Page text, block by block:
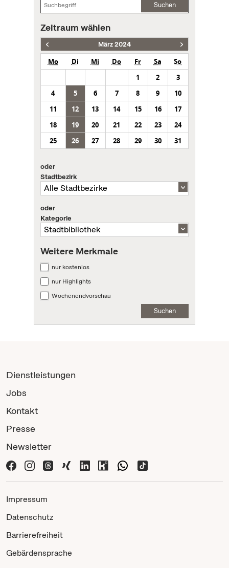
Suchen
Zeitraum wählen
März 2024
Mo Di Mi Do Fr Sa
So
1
2
3
4
5 6 7 8 9
10
11
12 13 14 15 16
17
18
19 20 21 22 23
24
25
26 27 28 29 30 31
oder
Stadtbezirk
oder
Kategorie
Weitere Merkmale
nur kostenlos
nur Highlights
Wochenendvorschau
Suchen
Dienstleistungen
Jobs
Kontakt
Presse
Newsletter
Impressum
Datenschutz
Barrierefreiheit
Gebärdensprache